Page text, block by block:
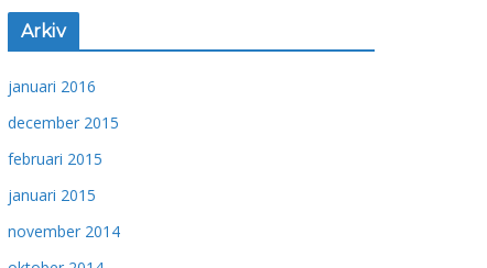
Arkiv
januari 2016
december 2015
februari 2015
januari 2015
november 2014